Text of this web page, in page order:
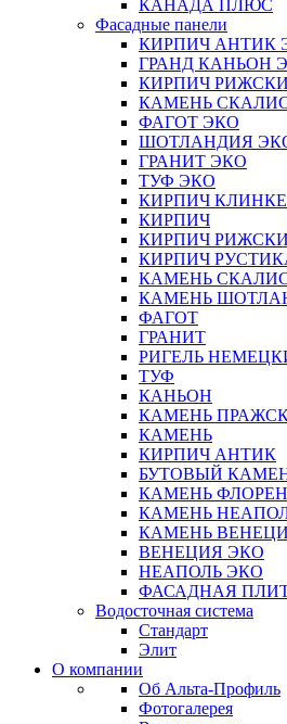
КАНАДА ПЛЮС
Фасадные панели
КИРПИЧ АНТИК
ГРАНД КАНЬОН
КИРПИЧ
КАМЕНЬ
ФАГОТ ЭКО
ШОТЛАНДИЯ
ГРАНИТ ЭКО
ТУФ ЭКО
КИРПИЧ
КИРПИЧ
КИРПИЧ
КИРПИЧ
КАМЕНЬ
КАМЕНЬ
ФАГОТ
ГРАНИТ
РИГЕЛЬ
ТУФ
КАНЬОН
КАМЕНЬ
КАМЕНЬ
КИРПИЧ АНТИК
БУТОВЫЙ
КАМЕНЬ
КАМЕНЬ
КАМЕНЬ
ВЕНЕЦИЯ ЭКО
НЕАПОЛЬ ЭКО
ФАСАДНАЯ
Водосточная система
Стандарт
Элит
О компании
Об Альта-Профиль
Фотогалерея